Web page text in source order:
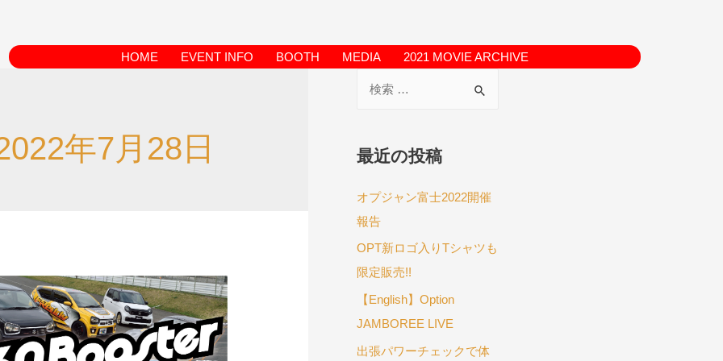
HOME EVENT INFO BOOTH MEDIA 2021 MOVIE ARCHIVE
年7月28日 最近の投稿
オプジャン富士2022開催
報告
OPT新ロゴ入りTシャツも
限定販売!!
【English】Option
JAMBOREE LIVE
出張パワーチェックで体